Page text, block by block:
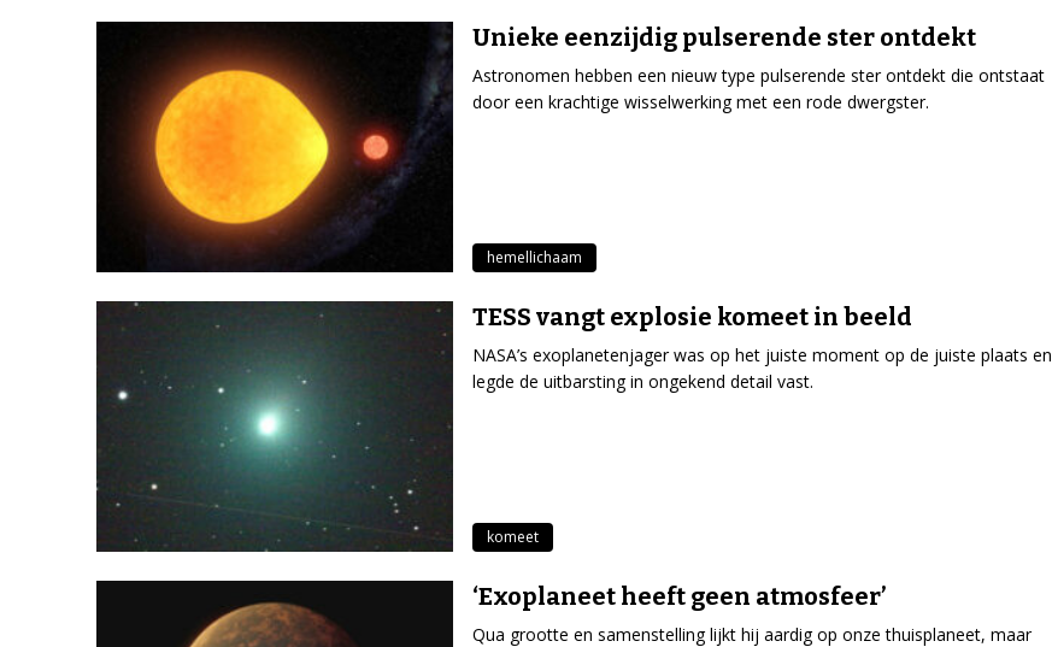
Unieke eenzijdig pulserende ster ontdekt
Astronomen hebben een nieuw type pulserende ster ontdekt die ontstaat
door een krachtige wisselwerking met een rode dwergster.
hemellichaam
TESS vangt explosie komeet in beeld
NASA’s exoplanetenjager was op het juiste moment op de juiste plaats en
legde de uitbarsting in ongekend detail vast.
komeet
‘Exoplaneet heeft geen atmosfeer’
Qua grootte en samenstelling lijkt hij aardig op onze thuisplaneet, maar